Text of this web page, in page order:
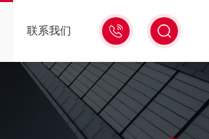
13311665350
联系我们